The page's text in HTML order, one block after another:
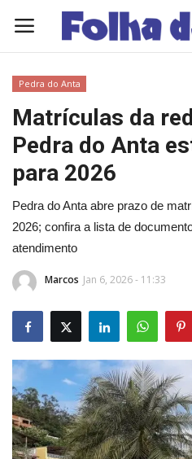
Quem Somos
Como Anunciar
Eleições 2026
Edições Diárias - NOTÍCIAS
Polícia/Acidente
Viçosa
Cultura
UFV
Pedra do Anta
Matrículas da
Pedra do Anta
para 2026
Pedra do Anta abre prazo de
2026; confira a lista de
atendimento
Marcos Jan 6, 2026 - 11:33